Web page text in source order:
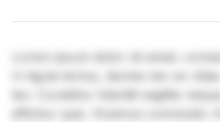
Lorem ipsum dolor sit amet,
In ligula lectus, lacinia nec ex
leo. Curabitur blandit sagittis
efficitur quis. Vivamus commodo